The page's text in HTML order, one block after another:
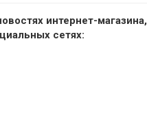
интернет-магазина,
сетях: